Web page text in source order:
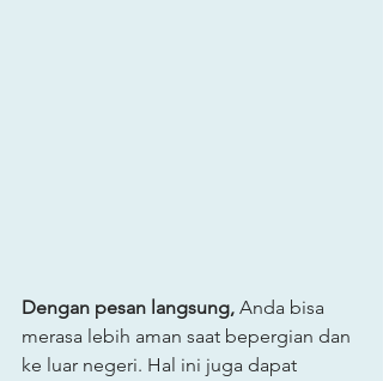
Dengan pesan langsung, Anda bisa
merasa lebih aman saat bepergian dan
ke luar negeri. Hal ini juga dapat